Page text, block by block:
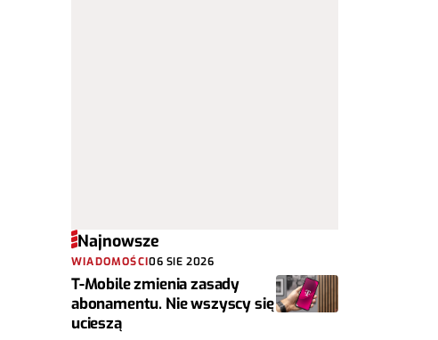
Najnowsze
WIADOMOŚCI06 SIE 2026
T-Mobile zmienia zasady
abonamentu. Nie wszyscy się
ucieszą